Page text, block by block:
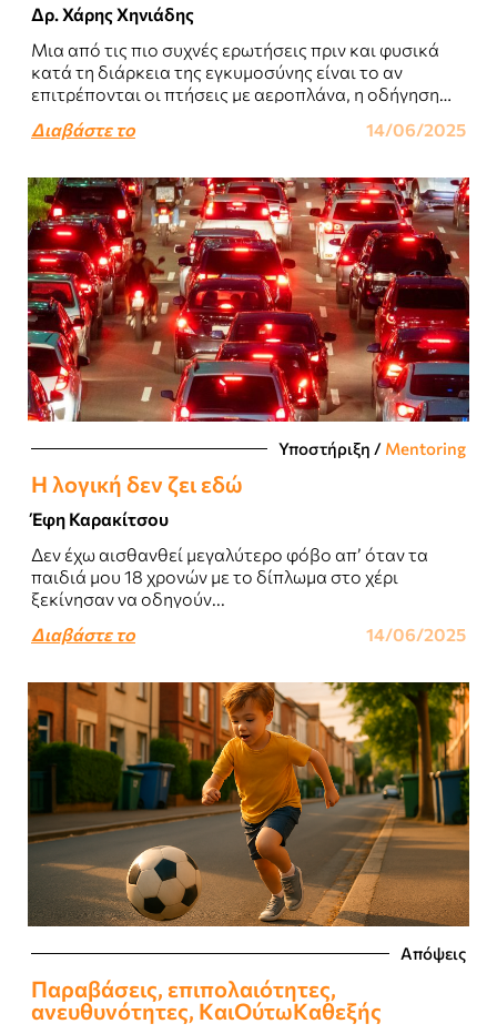
Δρ. Χάρης Χηνιάδης
Μια από τις πιο συχνές ερωτήσεις πριν και φυσικά
κατά τη διάρκεια της εγκυμοσύνης είναι το αν
επιτρέπονται οι πτήσεις με αεροπλάνα, η οδήγηση
Διαβάστε το 14/06/2025
Υποστήριξη / Mentoring
Η λογική δεν ζει εδώ
Έφη Καρακίτσου
Δεν έχω αισθανθεί μεγαλύτερο φόβο απ’ όταν τα
παιδιά μου 18 χρονών με το δίπλωμα στο χέρι
ξεκίνησαν να οδηγούν...
Διαβάστε το
14/06/2025
Απόψεις
Παραβάσεις, επιπολαιότητες,
ανευθυνότητες, KαιOύτωKαθεξής